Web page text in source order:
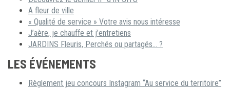
A fleur de ville
« Qualité de service » Votre avis nous intéresse
J’aère, je chauffe et j’entretiens
JARDINS Fleuris, Perchés ou partagés… ?
LES ÉVÉNEMENTS
Règlement jeu concours Instagram “Au service du territoire”